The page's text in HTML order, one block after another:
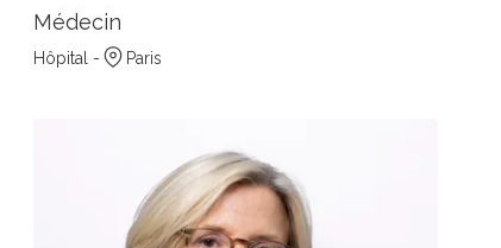
Médecin
Hôpital - Paris